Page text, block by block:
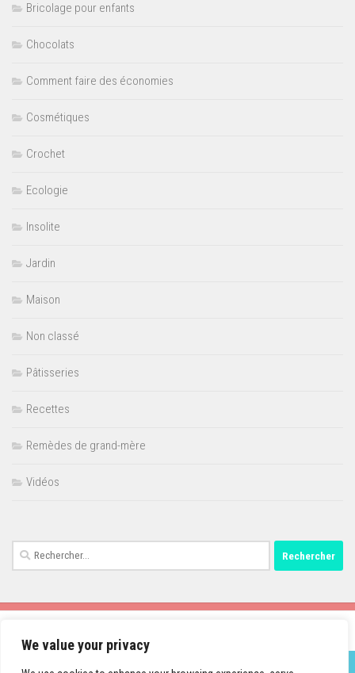
We value your privacy
Bricolage pour enfants
Chocolats
Comment faire des économies
Cosmétiques
Crochet
Ecologie
Insolite
Jardin
Maison
Non classé
Pâtisseries
Recettes
Remèdes de grand-mère
Vidéos
Rechercher :